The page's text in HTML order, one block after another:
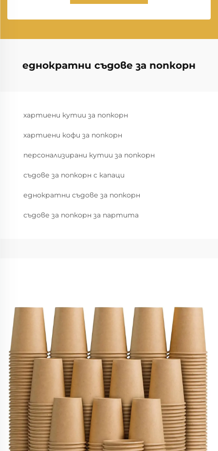
еднократни съдове за попкорн
хартиени кутии за попкорн
хартиени кофи за попкорн
персонализирани кутии за попкорн
съдове за попкорн с капаци
еднократни съдове за попкорн
съдове за попкорн за партита